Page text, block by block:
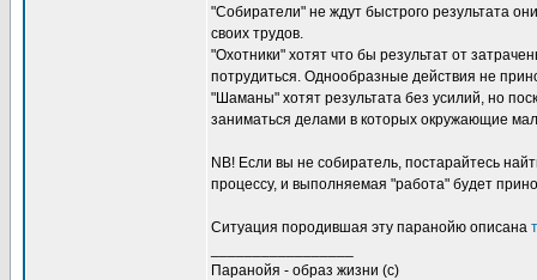
"Собиратели" не ждут быстрого результата
своих трудов.
"Охотники" хотят что бы результат от
потрудиться. Однообразные действия не
"Шаманы" хотят результата без усилий, но
заниматься делами в которых окружающие
NB! Если вы не собиратель, постарайтесь
процессу, и выполняемая "работа" будет
Ситуация породившая эту паранойю описана
Паранойя - образ жизни (с)